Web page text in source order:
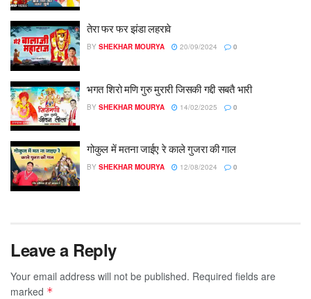
तेरा फर फर झंडा लहरावे
BY SHEKHAR MOURYA 20/09/2024 0
भगत शिरो मणि गुरु मुरारी जिसकी गद्दी सबतै भारी
BY SHEKHAR MOURYA 14/02/2025 0
गोकुल में मतना जाईए रे काले गुजरा की गाल
BY SHEKHAR MOURYA 12/08/2024 0
Leave a Reply
Your email address will not be published. Required fields are
marked *